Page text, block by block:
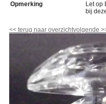
Opmerking
Let op
bij
<< terug naar overzichtvolgende